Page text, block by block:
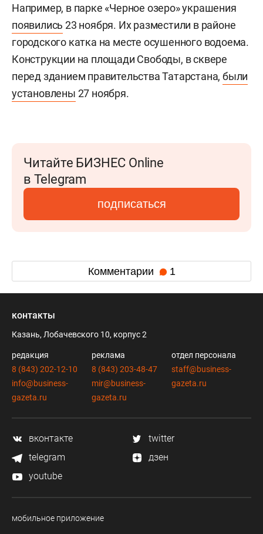
Например, в парке «Черное озеро» украшения
появились 23 ноября. Их разместили в районе
городского катка на месте осушенного водоема.
Конструкции на площади Свободы, в сквере
перед зданием правительства Татарстана, были
установлены 27 ноября.
Читайте БИЗНЕС Online
в Telegram
подписаться
Комментарии 1
контакты
Казань, Лобачевского 10, корпус 2
редакция
8 (843) 202-12-10
info@business-
gazeta.ru
реклама
8 (843) 203-48-47
mir@business-
gazeta.ru
отдел персонала
staff@business-
gazeta.ru
вконтакте
twitter
telegram
дзен
youtube
мобильное приложение